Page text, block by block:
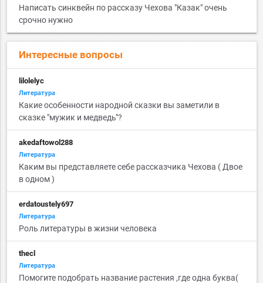
Написать синквейн по рассказу Чехова "Казак" очень
срочно нужно
Интересные вопросы
lilolelyc
Литература
Какие особенности народной сказки вы заметили в
сказке "мужик и медведь"?
akedaftowol288
Литература
Каким вы представляете себе рассказчика Чехова ( Двое
в одном )
erdatoustely697
Литература
Роль литературы в жизни человека
thecl
Литература
Помогите подобрать название растения ,где одна буква(